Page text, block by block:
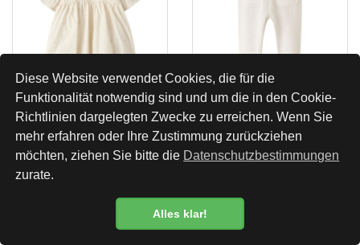
Datenschutzbestimmung
Diese Website verwendet Cookies, die für die
Funktionalität notwendig sind und um die in den Cookie-
Richtlinien dargelegten Zwecke zu erreichen. Wenn Sie
mehr erfahren oder Ihre Zustimmung zurückziehen
möchten, ziehen Sie bitte die Datenschutzbestimmungen
zurate.
Alles klar!
Lil’ Atelier Baby Body
Kleid Flores – Coconut
Milk
Lil’ Atelier Baby
Leggings Frijo –
Coconut Milk